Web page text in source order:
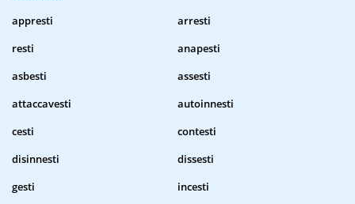
appresti
arresti
resti
anapesti
asbesti
assesti
attaccavesti
autoinnesti
cesti
contesti
disinnesti
dissesti
gesti
incesti